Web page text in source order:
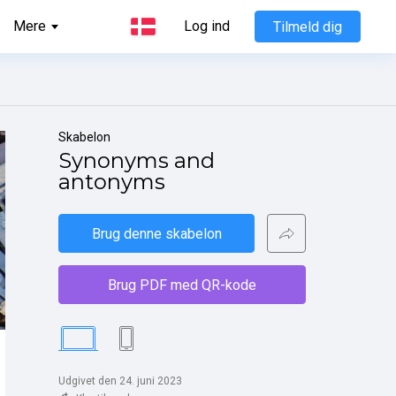
Mere Log ind Tilmeld dig
Skabelon
Synonyms and
antonyms
Brug denne skabelon
Brug PDF med QR-kode
Udgivet den 24. juni 2023